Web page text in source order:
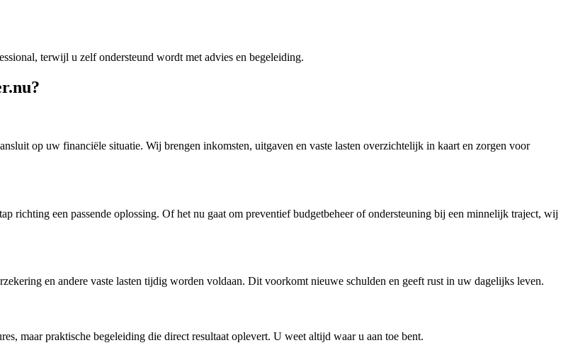
terwijl u zelf ondersteund wordt met advies en begeleiding.
op uw financiële situatie. Wij brengen inkomsten, uitgaven en vaste lasten overzichtelijk in kaart en zorgen voor
richting een passende oplossing. Of het nu gaat om preventief budgetbeheer of ondersteuning bij een minnelijk traject, wij
en andere vaste lasten tijdig worden voldaan. Dit voorkomt nieuwe schulden en geeft rust in uw dagelijks leven.
maar praktische begeleiding die direct resultaat oplevert. U weet altijd waar u aan toe bent.